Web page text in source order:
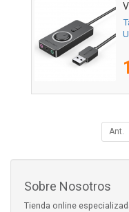
Ant.
Sobre Nosotros
Tienda online